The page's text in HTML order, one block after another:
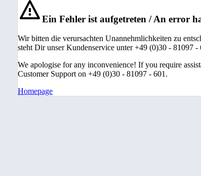
Ein Fehler ist aufgetreten / An error
Wir bitten die verursachten Unannehmlichkeiten zu
steht Dir unser Kundenservice unter +49 (0)30 - 81097 -
We apologise for any inconvenience! If you require
Customer Support on +49 (0)30 - 81097 - 601.
Homepage